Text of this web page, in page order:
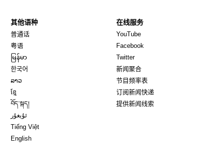
其他语种
普通话
粤语
မြန်မာ
한국어
ລາວ
ខ្មែ
བོད་སྐད།
ئۇيغۇر
Tiếng Việt
English
在线服务
YouTube
Facebook
TwitterOpens in new window
新闻聚合
节目频率表
订阅新闻快递
提供新闻线索